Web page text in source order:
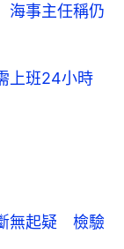
海事主任稱仍
上班24小時
無起疑 檢驗